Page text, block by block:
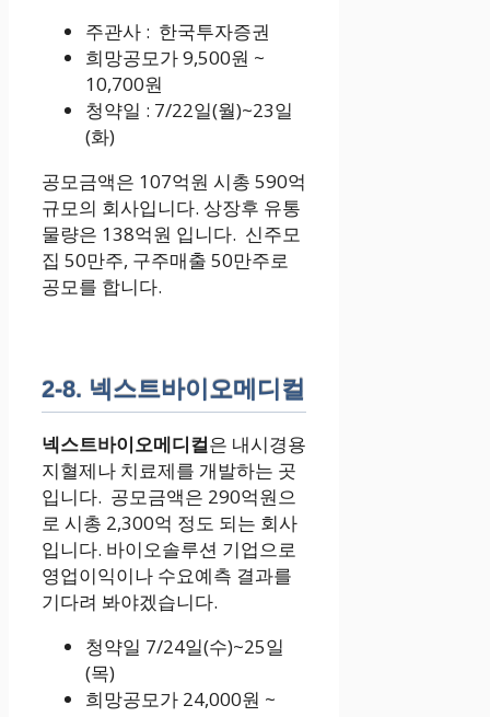
주관사 : 한국투자증권
희망공모가 9,500원 ~
10,700원
청약일 : 7/22일(월)~23일
(화)
공모금액은 107억원 시총 590억
규모의 회사입니다. 상장후 유통
물량은 138억원 입니다. 신주모
집 50만주, 구주매출 50만주로
공모를 합니다.
2-8. 넥스트바이오메디컬
넥스트바이오메디컬은 내시경용
지혈제나 치료제를 개발하는 곳
입니다. 공모금액은 290억원으
로 시총 2,300억 정도 되는 회사
입니다. 바이오솔루션 기업으로
영업이익이나 수요예측 결과를
기다려 봐야겠습니다.
청약일 7/24일(수)~25일
(목)
희망공모가 24,000원 ~